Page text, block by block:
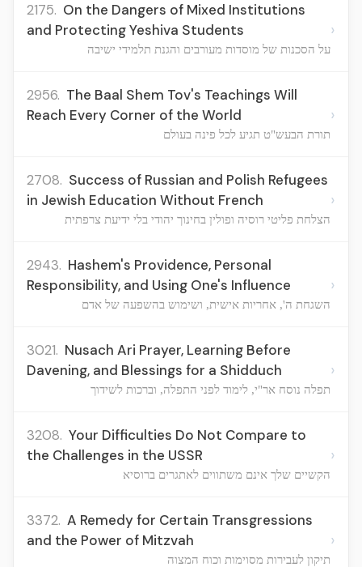
2175. On the Dangers of Mixed Institutions
and Protecting Yeshiva Students
על הסכנות של מוסדות מעורבים והגנת תלמידי ישיבה
›
2956. The Baal Shem Tov's Teachings Will
Reach Every Corner of the World
תורת הבעש"ט תגיע לכל פינה בעולם
›
2708. Success of Russian and Polish Refugees
in Jewish Education Without French
הצלחת פליטי רוסיה ופולין בחינוך יהודי בלי ידיעת צרפתית
›
2943. Hashem's Providence, Personal
Responsibility, and Using One's Influence
השגחת ה', אחריות אישית, ושימוש בהשפעה של אדם
›
3021. Nusach Ari Prayer, Learning Before
Davening, and Blessings for a Shidduch
תפלה נוסח אר"י, לימוד לפני התפלה, וברכות לשידוך
›
3208. Your Difficulties Do Not Compare to
the Challenges in the USSR
הקשיים שלך אינם משתווים לאתגרים ברוסיא
›
3372. A Remedy for Certain Transgressions
and the Power of Mitzvah
תיקון לעבירות מסוימות וכוח המצוה
›